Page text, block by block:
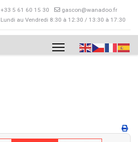
+33 5 61 60 15 30
gascon@wanadoo.fr
Lundi au Vendredi 8:30 à 12:30 / 13:30 à 17:30